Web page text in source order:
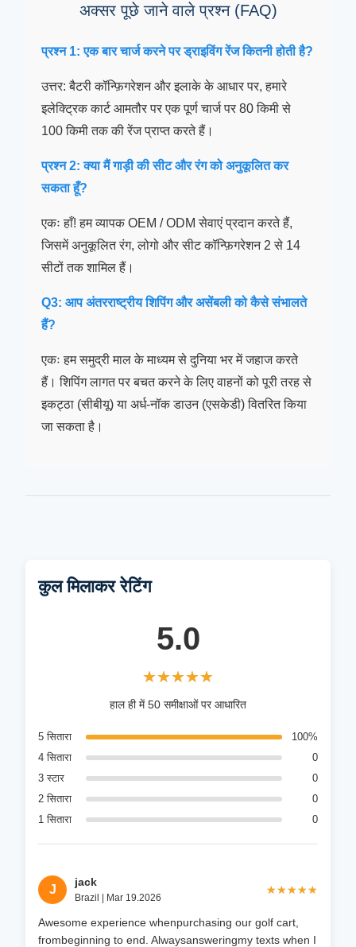
अक्सर पूछे जाने वाले प्रश्न (FAQ)
प्रश्न 1: एक बार चार्ज करने पर ड्राइविंग रेंज कितनी होती है?
उत्तर: बैटरी कॉन्फ़िगरेशन और इलाके के आधार पर, हमारे
इलेक्ट्रिक कार्ट आमतौर पर एक पूर्ण चार्ज पर 80 किमी से
100 किमी तक की रेंज प्राप्त करते हैं।
प्रश्न 2: क्या मैं गाड़ी की सीट और रंग को अनुकूलित कर
सकता हूँ?
एकः हाँ! हम व्यापक OEM / ODM सेवाएं प्रदान करते हैं,
जिसमें अनुकूलित रंग, लोगो और सीट कॉन्फ़िगरेशन 2 से 14
सीटों तक शामिल हैं।
Q3: आप अंतरराष्ट्रीय शिपिंग और असेंबली को कैसे संभालते
हैं?
एकः हम समुद्री माल के माध्यम से दुनिया भर में जहाज करते
हैं। शिपिंग लागत पर बचत करने के लिए वाहनों को पूरी तरह से
इकट्ठा (सीबीयू) या अर्ध-नॉक डाउन (एसकेडी) वितरित किया
जा सकता है।
कुल मिलाकर रेटिंग
5.0
★★★★★
★★★★★
हाल ही में 50 समीक्षाओं पर आधारित
5 सितारा
100%
4 सितारा
0
3 स्टार
0
2 सितारा
0
1 सितारा
0
J
jack
Brazil | Mar 19.2026
★★★★★
★★★★★
Awesome experience whenpurchasing our golf cart,
frombeginning to end. Alwaysansweringmy texts when I